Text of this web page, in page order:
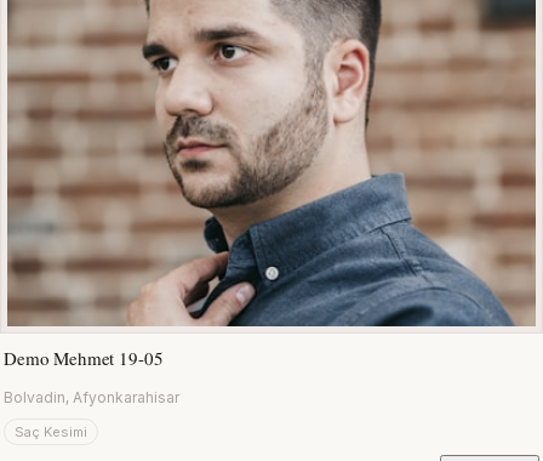
Demo Mehmet 19-05
Bolvadin, Afyonkarahisar
Saç Kesimi